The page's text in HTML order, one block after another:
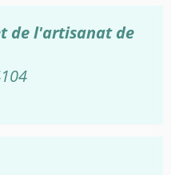
de l'artisanat de